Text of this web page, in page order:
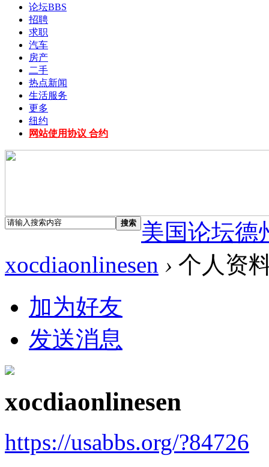
论坛BBS
招聘
求职
汽车
房产
二手
热点新闻
生活服务
更多
纽约
网站使用协议 合约
搜索
美国论坛德
xocdiaonlinesen › 个人资
加为好友
发送消息
xocdiaonlinesen
https://usabbs.org/?84726